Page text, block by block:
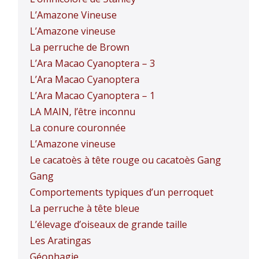
L’Amazone Vineuse
L’Amazone vineuse
La perruche de Brown
L’Ara Macao Cyanoptera – 3
L’Ara Macao Cyanoptera
L’Ara Macao Cyanoptera – 1
LA MAIN, l’être inconnu
La conure couronnée
L’Amazone vineuse
Le cacatoès à tête rouge ou cacatoès Gang
Gang
Comportements typiques d’un perroquet
La perruche à tête bleue
L’élevage d’oiseaux de grande taille
Les Aratingas
Géophagie